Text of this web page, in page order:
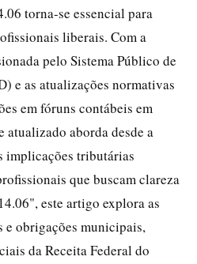
torna-se essencial para
liberais. Com a
pelo Sistema Público de
e as atualizações normativas
em fóruns contábeis em
atualizado aborda desde a
implicações tributárias
que buscam clareza
este artigo explora as
e obrigações municipais,
da Receita Federal do